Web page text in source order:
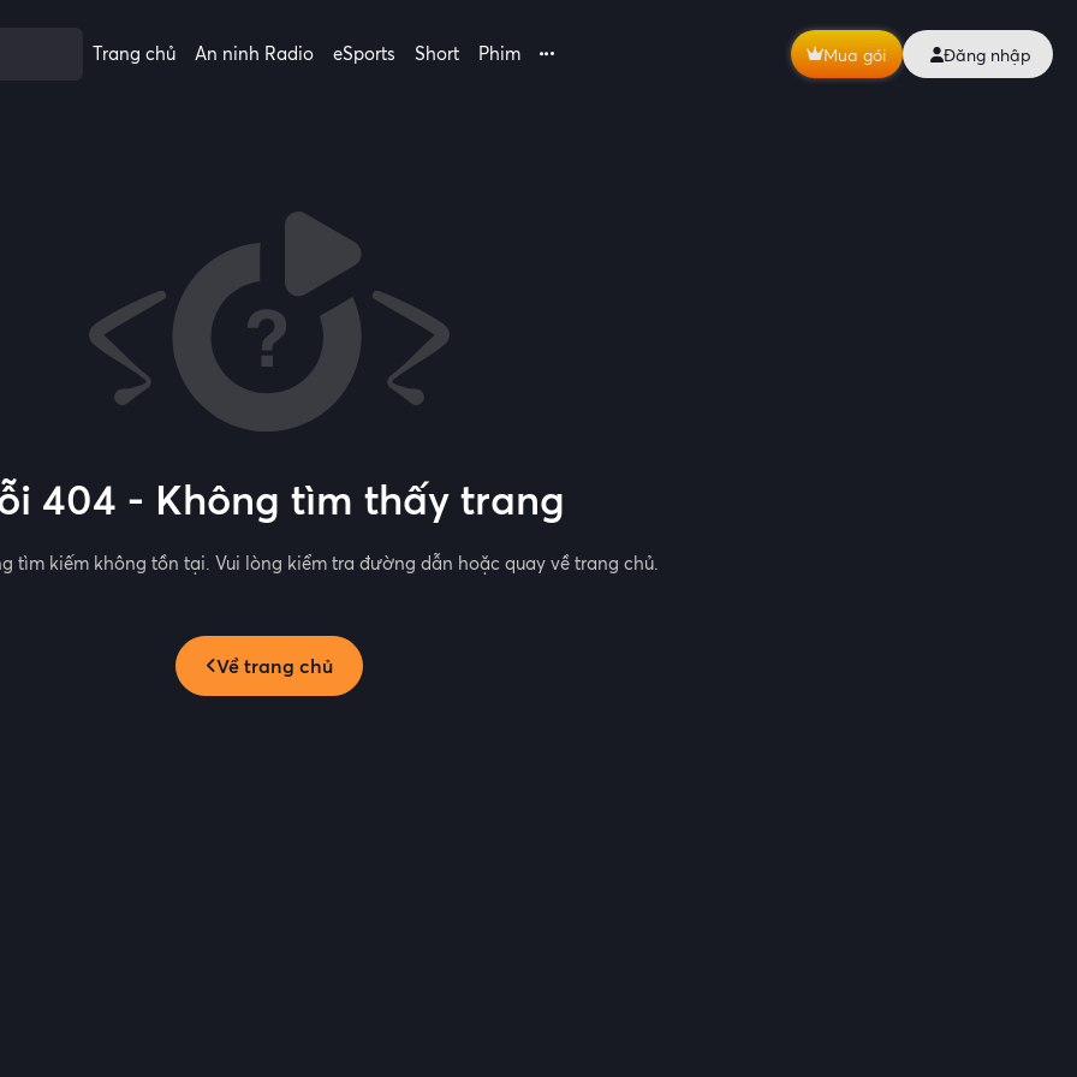
Trang chủ An ninh Radio eSports Short Phim Mua gói Đăng nhập
404 - Không tìm thấy trang
tìm kiếm không tồn tại. Vui lòng kiểm tra đường dẫn hoặc quay về trang chủ.
Về trang chủ